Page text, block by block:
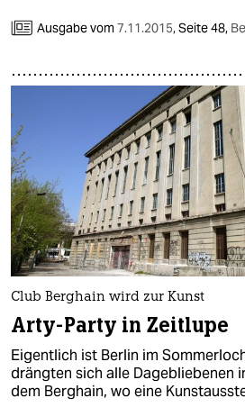
genossenschaft
Ausgabe vom7.11.2015,Seite 48,
Club Berghain wird zur Kunst
Arty-Party in Zeitlupe
Eigentlich ist Berlin im
drängten sich alle Dagebliebenen
dem Berghain, wo eine